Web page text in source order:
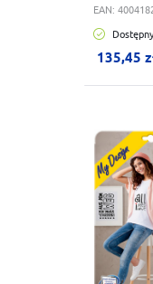
EAN:
Dostępny
135,45
W